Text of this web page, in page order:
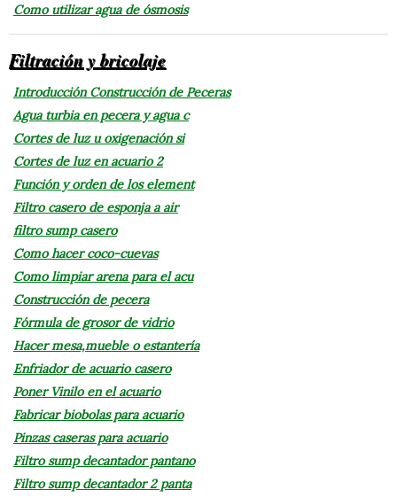
Como utilizar agua de ósmosis
Filtración y bricolaje
Introducción Construcción de Peceras
Agua turbia en pecera y agua c
Cortes de luz u oxigenación si
Cortes de luz en acuario 2
Función y orden de los element
Filtro casero de esponja a air
filtro sump casero
Como hacer coco-cuevas
Como limpiar arena para el acu
Construcción de pecera
Fórmula de grosor de vidrio
Hacer mesa,mueble o estantería
Enfriador de acuario casero
Poner Vinilo en el acuario
Fabricar biobolas para acuario
Pinzas caseras para acuario
Filtro sump decantador pantano
Filtro sump decantador 2 panta